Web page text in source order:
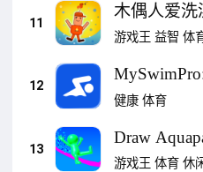
11
木偶人爱洗
解谜
游戏王 益智 体
12
Workout App
健康 体育
13
Draw
游戏王 体育 休